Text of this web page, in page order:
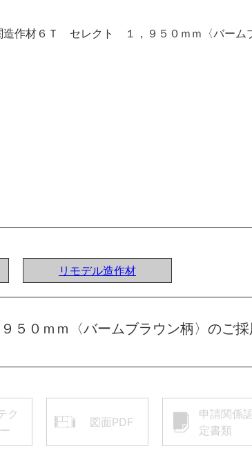
リモデル造作材
０ｍｍ〈バームブラウン柄〉のご採
ク
図面PDF
申請関係
定書類